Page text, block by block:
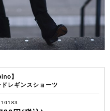
】
レギンスショーツ
10183